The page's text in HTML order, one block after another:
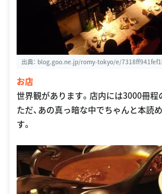
出典： blog.goo.ne.jp/romy-tokyo/e/
お店
世界観があります。店内には3000冊程
ただ、あの真っ暗な中でちゃんと本読
す。